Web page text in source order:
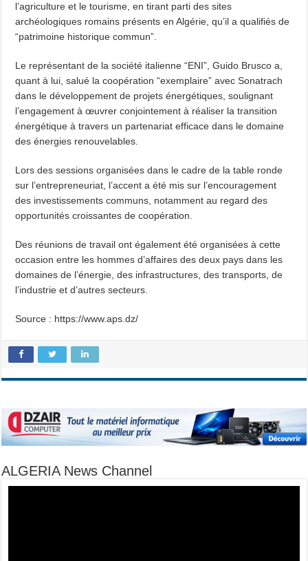
l’agriculture et le tourisme, en tirant parti des sites
archéologiques romains présents en Algérie, qu’il a qualifiés de
“patrimoine historique commun”.
Le représentant de la société italienne “ENI”, Guido Brusco a,
quant à lui, salué la coopération “exemplaire” avec Sonatrach
dans le développement de projets énergétiques, soulignant
l’engagement à œuvrer conjointement à réaliser la transition
énergétique à travers un partenariat efficace dans le domaine
des énergies renouvelables.
Lors des sessions organisées dans le cadre de la table ronde
sur l’entrepreneuriat, l’accent a été mis sur l’encouragement
des investissements communs, notamment au regard des
opportunités croissantes de coopération.
Des réunions de travail ont également été organisées à cette
occasion entre les hommes d’affaires des deux pays dans les
domaines de l’énergie, des infrastructures, des transports, de
l’industrie et d’autres secteurs.
Source : https://www.aps.dz/
ALGERIA News Channel